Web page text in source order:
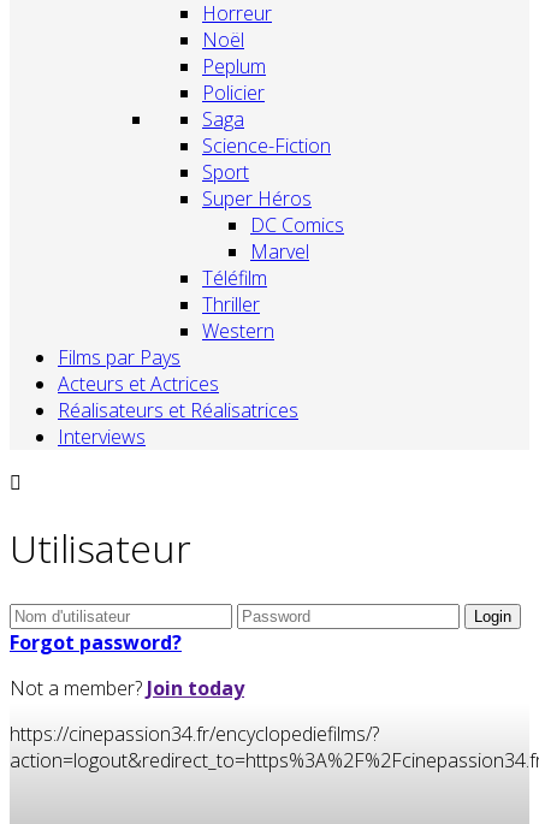
Horreur
Noël
Peplum
Policier
Saga
Science-Fiction
Sport
Super Héros
DC Comics
Marvel
Téléfilm
Thriller
Western
Films par Pays
Acteurs et Actrices
Réalisateurs et Réalisatrices
Interviews
Utilisateur
Forgot password?
Not a member? Join today
https://cinepassion34.fr/encyclopediefilms/?